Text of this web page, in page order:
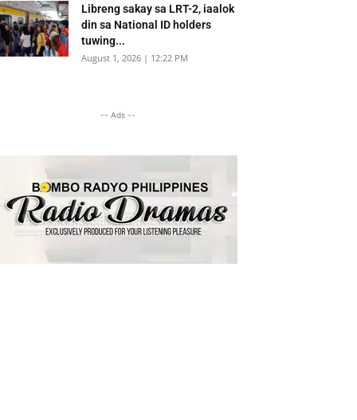
Libreng sakay sa LRT-2, iaalok
din sa National ID holders
tuwing...
August 1, 2026 | 12:22 PM
-- Ads --